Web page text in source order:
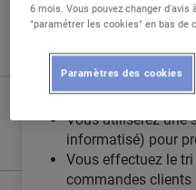
Vos missions :
Vous aurez en
commandes clients
système automatisé.
Vous utiliserez une
informatisé) pour
Vous effectuez le
commandes
6 mois. Vous pouvez changer
"paramétrer les cookies" en bas de
Paramètres des cookies